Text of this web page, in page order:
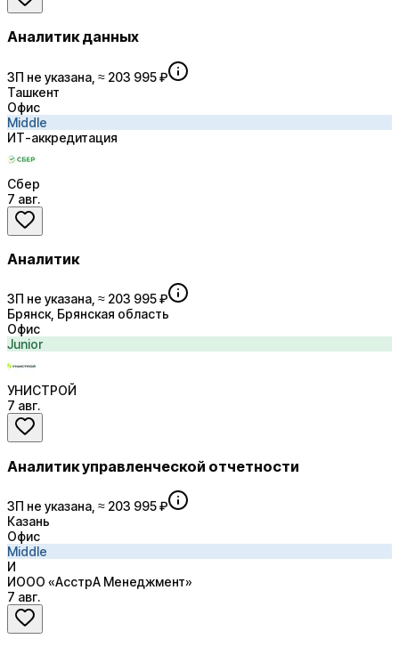
Аналитик данных
ЗП не указана, ≈ 203 995 ₽
Ташкент
Офис
Middle
ИТ-аккредитация
Сбер
7 авг.
Аналитик
ЗП не указана, ≈ 203 995 ₽
Брянск, Брянская область
Офис
Junior
УНИСТРОЙ
7 авг.
Аналитик управленческой отчетности
ЗП не указана, ≈ 203 995 ₽
Казань
Офис
Middle
И
ИООО «АсстрА Менеджмент»
7 авг.